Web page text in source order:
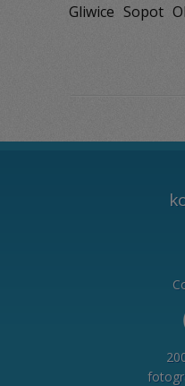
Gliwice Sopot